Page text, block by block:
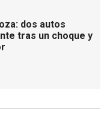
dos autos
tras un choque y